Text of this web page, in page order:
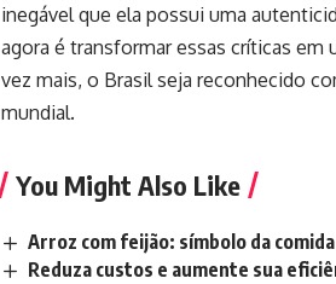
inegável que ela possui uma
agora é transformar essas críticas em
vez mais, o Brasil seja reconhecido
mundial.
You Might Also Like
Arroz com feijão: símbolo da
Reduza custos e aumente sua